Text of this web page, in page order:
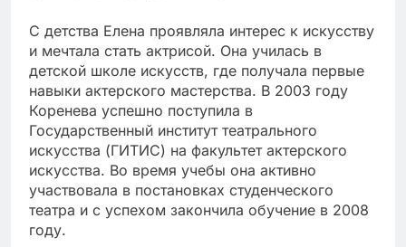
С детства Елена проявляла интерес к искусству
и мечтала стать актрисой. Она училась в
детской школе искусств, где получала первые
навыки актерского мастерства. В 2003 году
Коренева успешно поступила в
Государственный институт театрального
искусства (ГИТИС) на факультет актерского
искусства. Во время учебы она активно
участвовала в постановках студенческого
театра и с успехом закончила обучение в 2008
году.